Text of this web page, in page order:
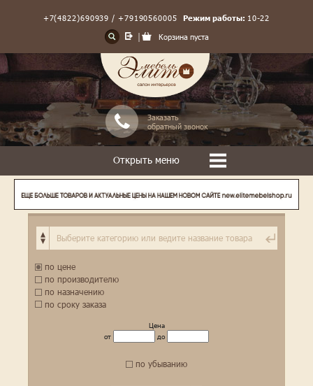
+7(4822)690939 / +79190560005 Режим работы: 10-22
Заказать
обратный звонок
Корзина пуста
Открыть меню
по цене
по производителю
по назначению
по сроку заказа
Цена
от
до
по убыванию